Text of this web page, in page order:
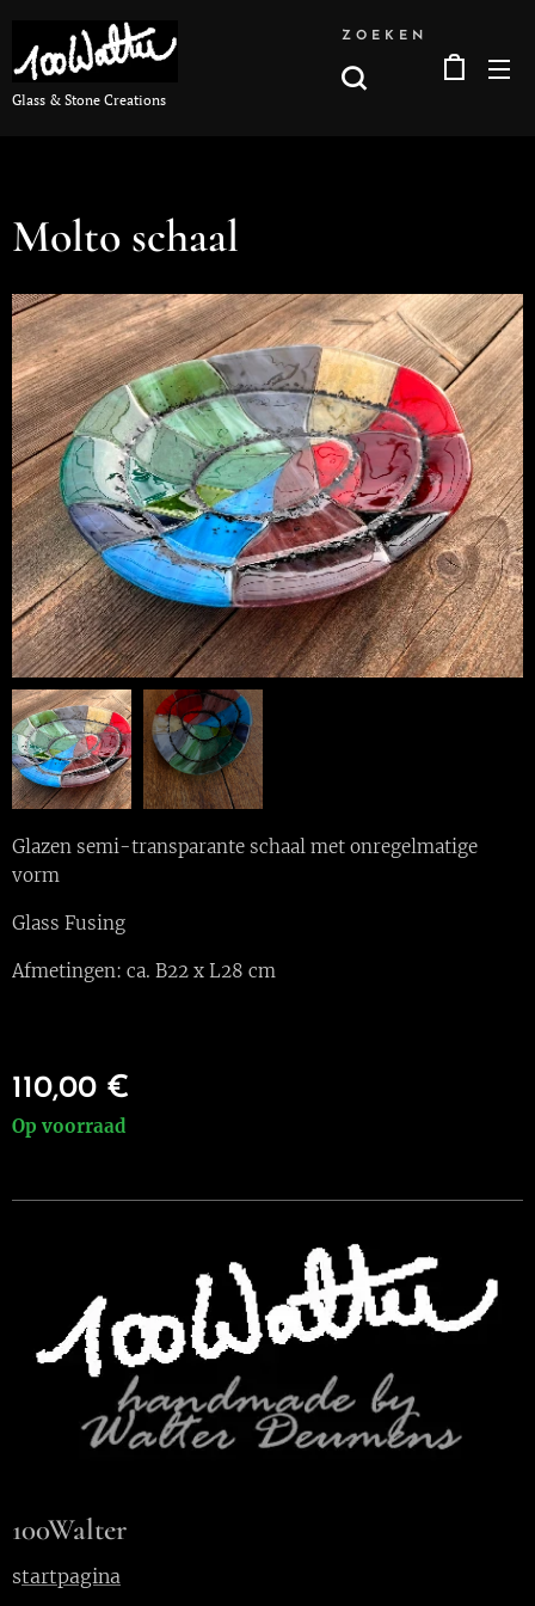
Glass & Stone Creations
ZOEKEN
Molto schaal
Glazen semi-transparante schaal met onregelmatige
vorm
Glass Fusing
Afmetingen: ca. B22 x L28 cm
110,00 €
Op voorraad
100Walter
startpagina